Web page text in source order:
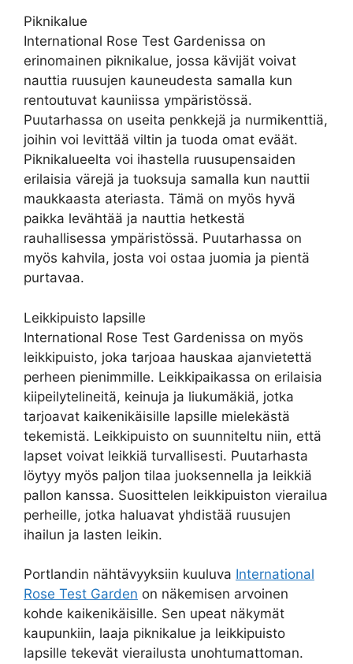
Piknikalue
International Rose Test Gardenissa on
erinomainen piknikalue, jossa kävijät voivat
nauttia ruusujen kauneudesta samalla kun
rentoutuvat kauniissa ympäristössä.
Puutarhassa on useita penkkejä ja nurmikenttiä,
joihin voi levittää viltin ja tuoda omat eväät.
Piknikalueelta voi ihastella ruusupensaiden
erilaisia värejä ja tuoksuja samalla kun nauttii
maukkaasta ateriasta. Tämä on myös hyvä
paikka levähtää ja nauttia hetkestä
rauhallisessa ympäristössä. Puutarhassa on
myös kahvila, josta voi ostaa juomia ja pientä
purtavaa.
Leikkipuisto lapsille
International Rose Test Gardenissa on myös
leikkipuisto, joka tarjoaa hauskaa ajanvietettä
perheen pienimmille. Leikkipaikassa on erilaisia
kiipeilytelineitä, keinuja ja liukumäkiä, jotka
tarjoavat kaikenikäisille lapsille mielekästä
tekemistä. Leikkipuisto on suunniteltu niin, että
lapset voivat leikkiä turvallisesti. Puutarhasta
löytyy myös paljon tilaa juoksennella ja leikkiä
pallon kanssa. Suosittelen leikkipuiston vierailua
perheille, jotka haluavat yhdistää ruusujen
ihailun ja lasten leikin.
Portlandin nähtävyyksiin kuuluva International
Rose Test Garden on näkemisen arvoinen
kohde kaikenikäisille. Sen upeat näkymät
kaupunkiin, laaja piknikalue ja leikkipuisto
lapsille tekevät vierailusta unohtumattoman.